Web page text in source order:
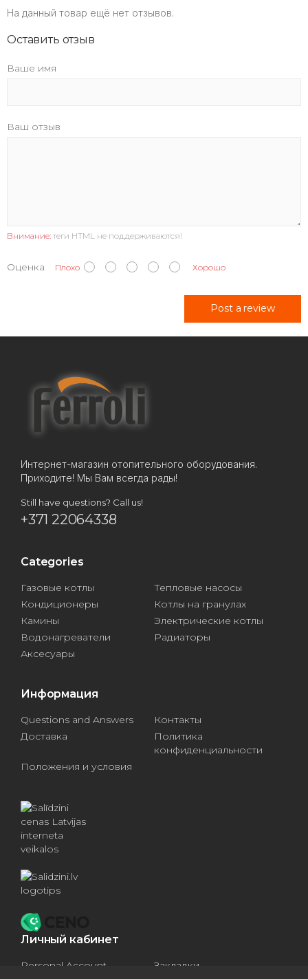
На данный товар ещё нет отзывов.
Оставить отзыв
Ваше имя
Ваш отзыв
Внимание: теги HTML не поддерживаются!
Оценка Плохо Хорошо
Post a review
Интернет-магазин отопительного оборудования.
Приходите! Мы Вам всегда рады!
Still have questions? Call us!
+371 22064338
Categories
Газовые котлы
Тепловые насосы
Кондиционеры
Котлы на гранулах
Камины
Электрические котлы
Водонагреватели
Радиаторы
Аксесуары
Информация
Questions and Answers
Контакты
Доставка
Политика
конфиденциальности
Положения и условия
Личный кабинет
Personal Account
Закладки